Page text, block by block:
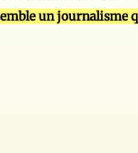
un journalisme